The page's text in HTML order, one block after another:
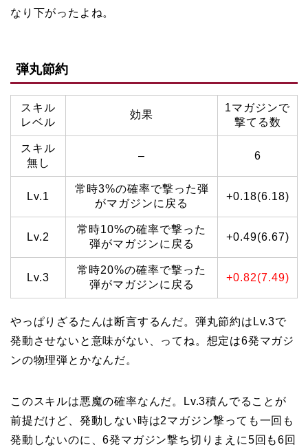
なり下がったよね。
弾丸節約
スキル
レベル
効果
1マガジンで
撃てる数
スキル
無し
– 6
Lv.1
常時3%の確率で撃った弾
がマガジンに戻る
+0.18(6.18)
Lv.2
常時10%の確率で撃った
弾がマガジンに戻る
+0.49(6.67)
Lv.3
常時20%の確率で撃った
弾がマガジンに戻る
+0.82(7.49)
やっぱりざるたんは断言するんだ。弾丸節約はLv.3で
発動させないと意味がない、ってね。想定は6発マガジ
ンの物理弾とかなんだ。
このスキルは悪魔の確率なんだ。Lv.3積んでることが
前提だけど、発動しない時は2マガジン撃っても一回も
発動しないのに、6発マガジン撃ち切りまえに5回も6回